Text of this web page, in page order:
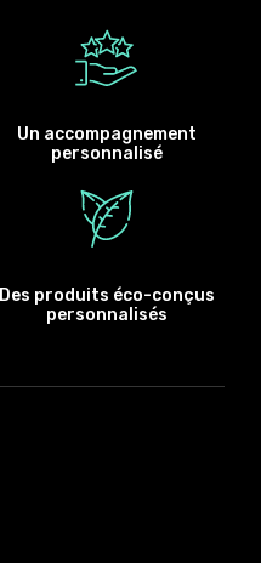
Un accompagnement
personnalisé
Des produits éco-conçus
personnalisés